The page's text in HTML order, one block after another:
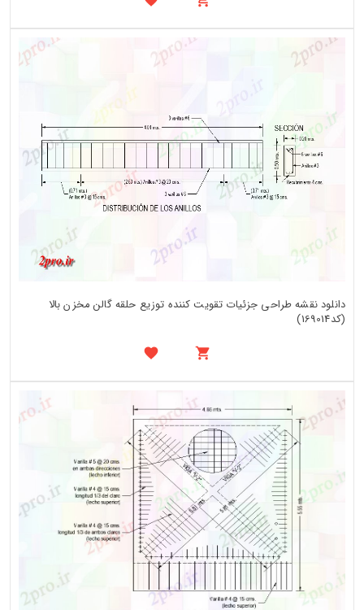
دانلود نقشه طراحی جزئیات تقویت کننده توزیع حلقه گالن مخزن بالا
(کد169014)